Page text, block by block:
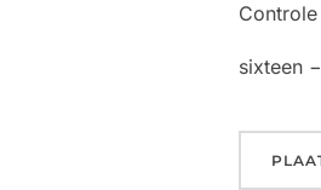
Controle
sixteen −